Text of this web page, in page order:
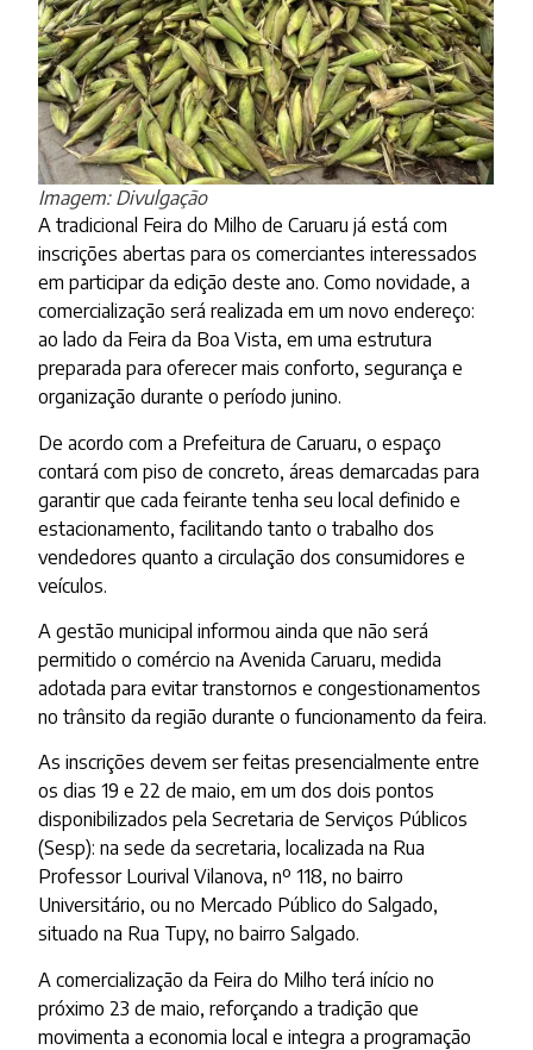
Imagem: Divulgação
A tradicional Feira do Milho de Caruaru já está com
inscrições abertas para os comerciantes interessados
em participar da edição deste ano. Como novidade, a
comercialização será realizada em um novo endereço:
ao lado da Feira da Boa Vista, em uma estrutura
preparada para oferecer mais conforto, segurança e
organização durante o período junino.
De acordo com a Prefeitura de Caruaru, o espaço
contará com piso de concreto, áreas demarcadas para
garantir que cada feirante tenha seu local definido e
estacionamento, facilitando tanto o trabalho dos
vendedores quanto a circulação dos consumidores e
veículos.
A gestão municipal informou ainda que não será
permitido o comércio na Avenida Caruaru, medida
adotada para evitar transtornos e congestionamentos
no trânsito da região durante o funcionamento da feira.
As inscrições devem ser feitas presencialmente entre
os dias 19 e 22 de maio, em um dos dois pontos
disponibilizados pela Secretaria de Serviços Públicos
(Sesp): na sede da secretaria, localizada na Rua
Professor Lourival Vilanova, nº 118, no bairro
Universitário, ou no Mercado Público do Salgado,
situado na Rua Tupy, no bairro Salgado.
A comercialização da Feira do Milho terá início no
próximo 23 de maio, reforçando a tradição que
movimenta a economia local e integra a programação